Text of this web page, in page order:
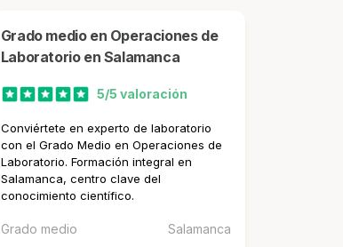
Grado medio en Operaciones de
Laboratorio en Salamanca
5/5 valoración
Conviértete en experto de laboratorio
con el Grado Medio en Operaciones de
Laboratorio. Formación integral en
Salamanca, centro clave del
conocimiento científico.
Grado medio Salamanca